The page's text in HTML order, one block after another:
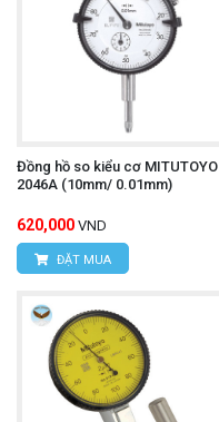
Đồng hồ so kiểu cơ MITUTOYO
2046A (10mm/ 0.01mm)
620,000 VND
ĐẶT MUA